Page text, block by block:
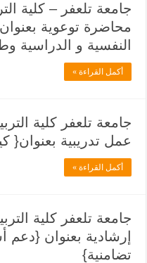
جامعة تلعفر – كلية
محاضرة توعوية
النفسية و الدراسية
أكمل القراءة »
جامعة تلعفر كلية
عمل تدريبية بعنوان{
أكمل القراءة »
جامعة تلعفر كلية
إرشادية بعنوان
تضامنية}